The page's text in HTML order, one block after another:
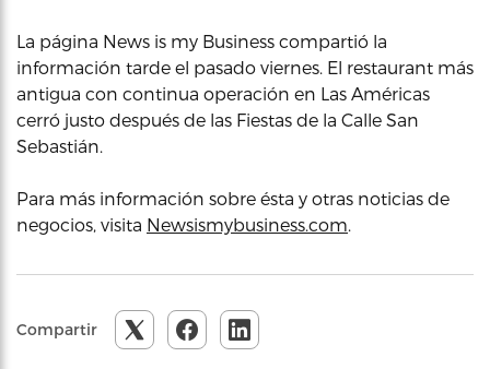
La página News is my Business compartió la
información tarde el pasado viernes. El restaurant más
antigua con continua operación en Las Américas
cerró justo después de las Fiestas de la Calle San
Sebastián.
Para más información sobre ésta y otras noticias de
negocios, visita Newsismybusiness.com.
Compartir